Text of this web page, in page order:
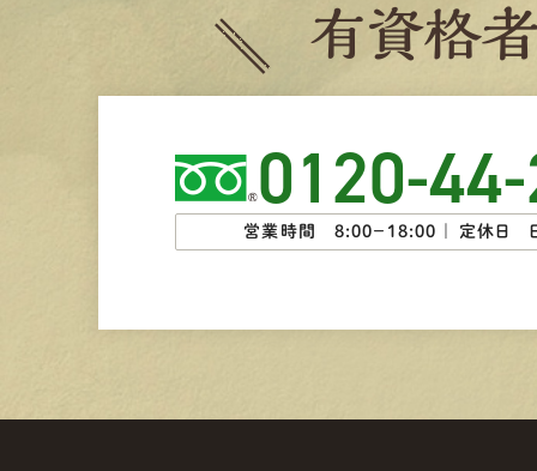
有資格
0120-
営業時間 8:00−18:00 ｜ 定休日